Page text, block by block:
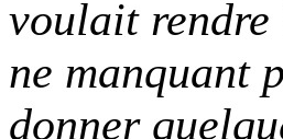
voulait
ne manquant
donner